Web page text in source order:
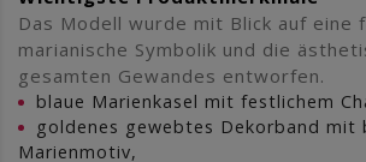
Das Modell wurde mit Blick auf eine
marianische Symbolik und die
gesamten Gewandes entworfen.
blaue Marienkasel mit festlichem
goldenes gewebtes Dekorband mit
Marienmotiv,